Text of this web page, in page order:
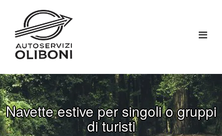
Navette estive per singoli o gruppi
di turisti